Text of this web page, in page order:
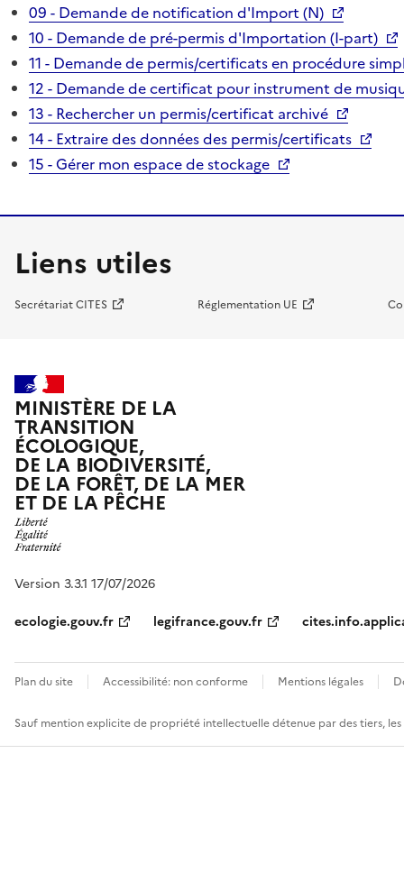
09 - Demande de notification d'Import (N)
10 - Demande de pré-permis d'Importation (I-part)
11 - Demande de permis/certificats en procédure
12 - Demande de certificat pour instrument de
13 - Rechercher un permis/certificat archivé
14 - Extraire des données des permis/certificats
15 - Gérer mon espace de stockage
Liens utiles
Secrétariat CITES Réglementation UE
MINISTÈRE DE LA
TRANSITION
ÉCOLOGIQUE,
DE LA BIODIVERSITÉ,
DE LA FORÊT, DE LA MER
ET DE LA PÊCHE
Version 3.3.1 17/07/2026
ecologie.gouv.fr
legifrance.gouv.fr
Plan du site Accessibilité: non conforme Mentions légales
Sauf mention explicite de propriété intellectuelle détenue par des tiers,